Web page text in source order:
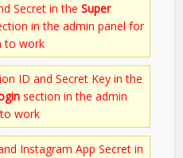
Secret in theSuper
in the admin panel for
to work
ID and Secret Key in the
section in the admin
work
Instagram App Secret in